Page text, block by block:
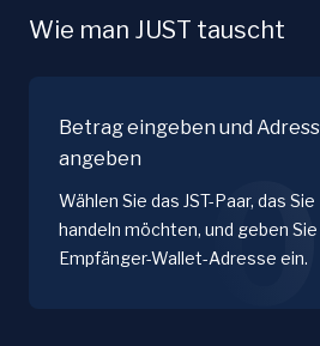
Wie man JUST tauscht
Betrag eingeben und
angeben
Wählen Sie das JST-Paar, das Sie
handeln möchten, und geben Sie
Empfänger-Wallet-Adresse ein.